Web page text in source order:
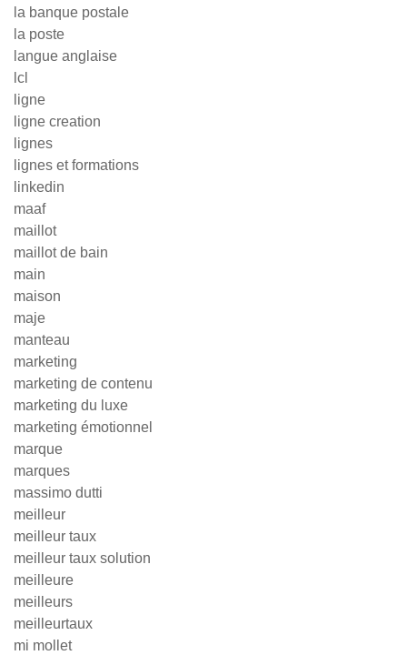
la banque postale
la poste
langue anglaise
lcl
ligne
ligne creation
lignes
lignes et formations
linkedin
maaf
maillot
maillot de bain
main
maison
maje
manteau
marketing
marketing de contenu
marketing du luxe
marketing émotionnel
marque
marques
massimo dutti
meilleur
meilleur taux
meilleur taux solution
meilleure
meilleurs
meilleurtaux
mi mollet